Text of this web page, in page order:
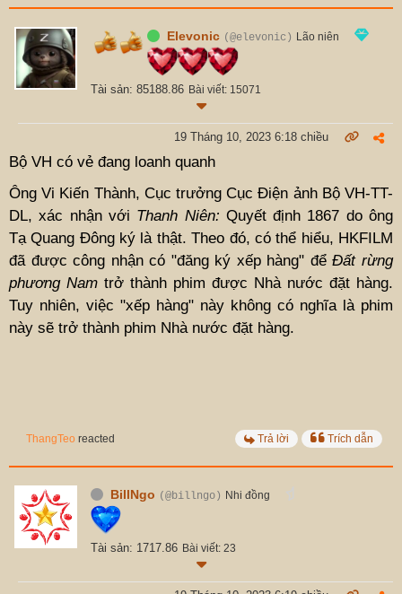
Elevonic (@elevonic) Lão niên
Tài sản: 85188.86 Bài viết: 15071
19 Tháng 10, 2023 6:18 chiều
Bộ VH có vẻ đang loanh quanh
Ông Vi Kiến Thành, Cục trưởng Cục Điện ảnh Bộ VH-TT-
DL, xác nhận với Thanh Niên: Quyết định 1867 do ông
Tạ Quang Đông ký là thật. Theo đó, có thể hiểu, HKFILM
đã được công nhận có "đăng ký xếp hàng" đểĐất rừng
phương Nam trở thành phim được Nhà nước đặt hàng.
Tuy nhiên, việc "xếp hàng" này không có nghĩa là phim
này sẽ trở thành phim Nhà nước đặt hàng.
ThangTeo reacted Trả lời Trích dẫn
BillNgo (@billngo) Nhi đồng
Tài sản: 1717.86 Bài viết: 23